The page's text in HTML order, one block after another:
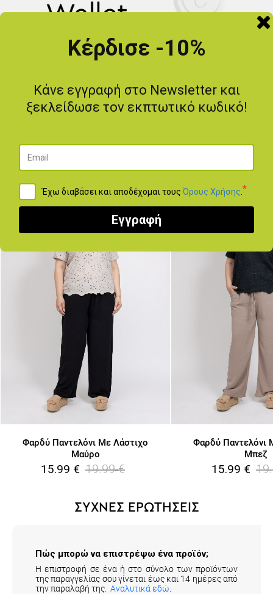
5% Επιστροφήχρημάτων για
ΜΆΘΕ ΠΕΡΙΣΣΌΤΕΡΑ
-20%
Φαρδύ Παντελόνι Με Λάστιχο
Μαύρο
15.99 € 19.99 €
Φαρδύ Παντελόνι
Μπεζ
15.99 €
ΣΥΧΝΕΣ ΕΡΩΤΗΣΕΙΣ
Πώς μπορώ να επιστρέψω ένα προϊόν;
Η επιστροφή σε ένα ή στο σύνολο των προϊόντων
της παραγγελίας σου γίνεται έως και 14 ημέρες από
την παραλαβή της. Αναλυτικά εδώ
Κέρδισε -10%
Κάνε εγγραφή στο Newsletter και
ξεκλείδωσε τον εκπτωτικό κωδικό!
Έχω διαβάσει και αποδέχομαι τουςΌρους Χρήσης *
Εγγραφή